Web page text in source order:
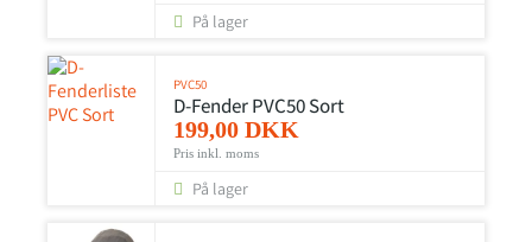
På lager
PVC50
D-Fender PVC50 Sort
199,00 DKK
Pris inkl. moms
På lager